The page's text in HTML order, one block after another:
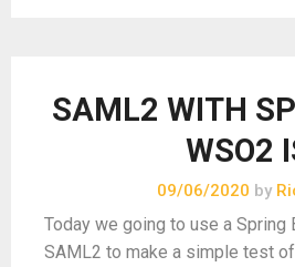
SAML2 WITH
WSO2
09/06/2020 by
Today we going to use a Spring
SAML2 to make a simple test